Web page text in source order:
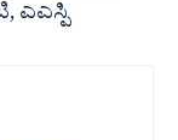
ಎಎಸ್ಪಿ